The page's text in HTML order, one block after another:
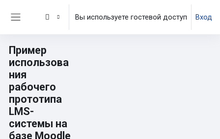
Перейти к основному содержанию
Вы используете гостевой доступ Вход
Пример
использова
ния
рабочего
прототипа
LMS-
системы на
базе Moodle